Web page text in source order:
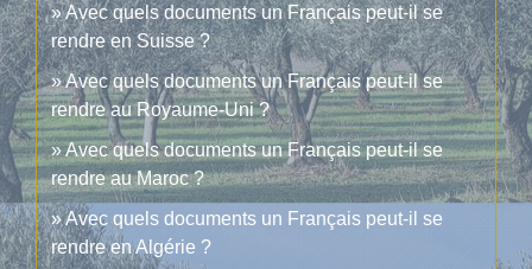
Avec quels documents un Français peut-il se
rendre en Suisse ?
Avec quels documents un Français peut-il se
rendre au Royaume-Uni ?
Avec quels documents un Français peut-il se
rendre au Maroc ?
Avec quels documents un Français peut-il se
rendre en Algérie ?